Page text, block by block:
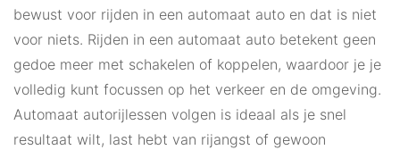
bewust voor rijden in een automaat auto en dat is niet
voor niets. Rijden in een automaat auto betekent geen
gedoe meer met schakelen of koppelen, waardoor je je
volledig kunt focussen op het verkeer en de omgeving.
Automaat autorijlessen volgen is ideaal als je snel
resultaat wilt, last hebt van rijangst of gewoon